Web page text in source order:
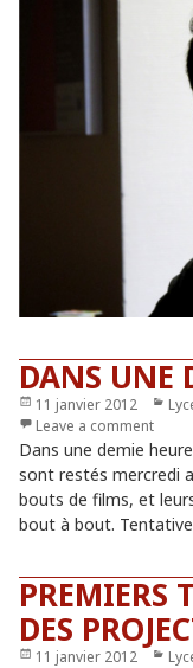
DANS UNE
Publié
le
11 janvier 2012
Leave a comment
Dans une demie
sont restés mercredi
bouts de films, et
bout à bout.
PREMIERS
DES
Publié
11 janvier 2012